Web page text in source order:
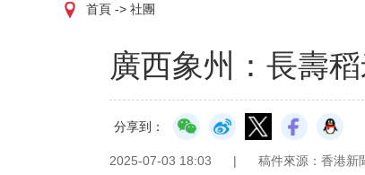
首頁 -> 社團
廣西象州：長壽稻
分享到：
2025-07-03 18:03 | 稿件來源：香港新